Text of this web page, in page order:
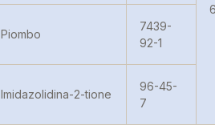
Piombo
7439-
92-1
Imidazolidina-2-tione
96-45-
7